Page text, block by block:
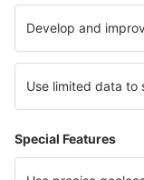
Hoteluri în Honduras
Hoteluri in Aegean